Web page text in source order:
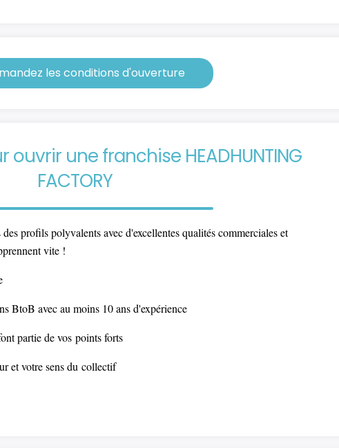
les conditions d'ouverture
ouvrir une franchise HEADHUNTING
FACTORY
profils polyvalents avec d'excellentes qualités commerciales et
vite !
BtoB avec au moins 10 ans d'expérience
partie de vos points forts
et votre sens du collectif